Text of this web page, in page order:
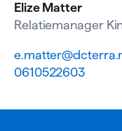
Elize Matter
Relatiemanager
0610522603